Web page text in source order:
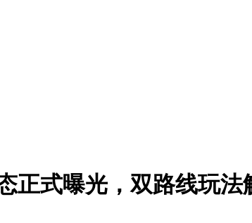
正式曝光，双路线玩